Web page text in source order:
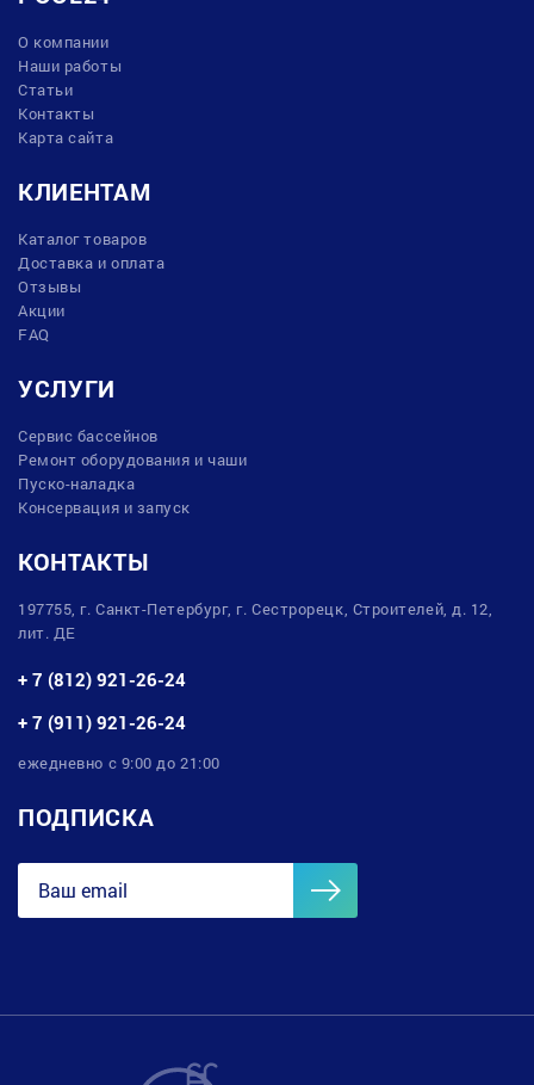
О компании
Наши работы
Статьи
Контакты
Карта сайта
КЛИЕНТАМ
Каталог товаров
Доставка и оплата
Отзывы
Акции
FAQ
УСЛУГИ
Сервис бассейнов
Ремонт оборудования и чаши
Пуско-наладка
Консервация и запуск
КОНТАКТЫ
197755, г. Санкт-Петербург, г. Сестрорецк, Строителей, д. 12,
лит. ДЕ
+ 7 (812) 921-26-24
+ 7 (911) 921-26-24
ежедневно с 9:00 до 21:00
ПОДПИСКА